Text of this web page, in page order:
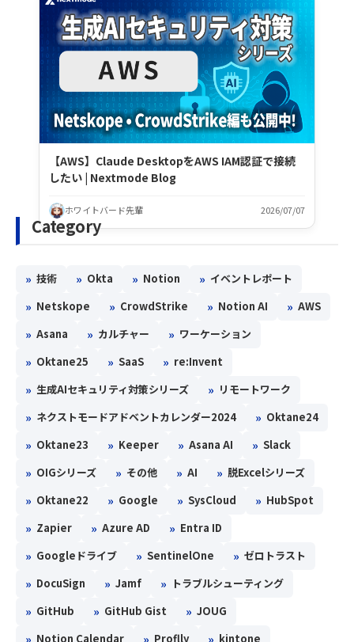
【AWS】Claude DesktopをAWS IAM認証で接続
したい | Nextmode Blog
ホワイトバード先輩 2026/07/07
Category
» 技術 » Okta » Notion » イベントレポート
» Netskope » CrowdStrike » Notion AI » AWS
» Asana » カルチャー » ワーケーション
» Oktane25 » SaaS » re:Invent
» 生成AIセキュリティ対策シリーズ » リモートワーク
» ネクストモードアドベントカレンダー2024 » Oktane24
» Oktane23 » Keeper » Asana AI » Slack
» OIGシリーズ » その他 » AI » 脱Excelシリーズ
» Oktane22 » Google » SysCloud » HubSpot
» Zapier » Azure AD » Entra ID
» Googleドライブ » SentinelOne » ゼロトラスト
» DocuSign » Jamf » トラブルシューティング
» GitHub » GitHub Gist » JOUG
» Notion Calendar » Proflly » kintone